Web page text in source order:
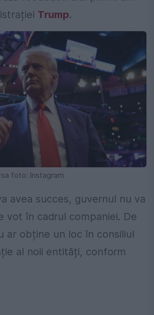
Trump.
foto: Instagram
avea succes, guvernul nu va
vot în cadrul companiei. De
ar obține un loc în consiliul
al noii entități, conform